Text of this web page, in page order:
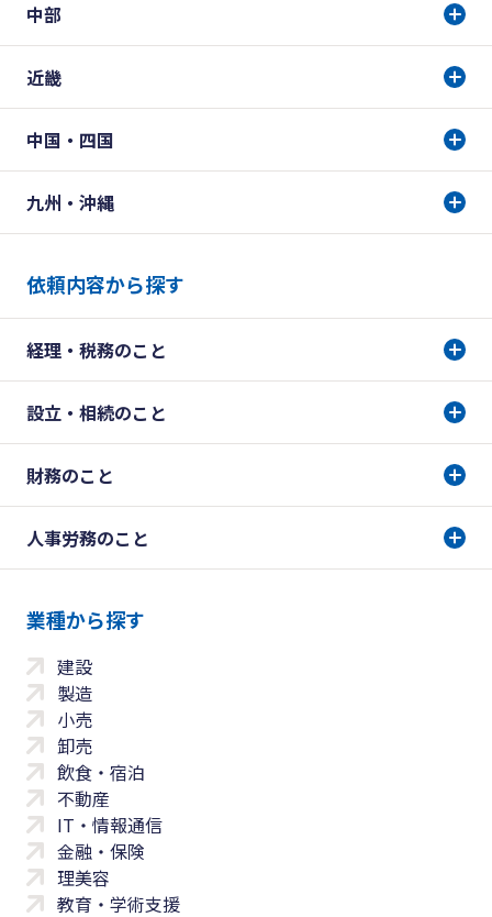
中部
近畿
中国・四国
九州・沖縄
依頼内容から探す
経理・税務のこと
設立・相続のこと
財務のこと
人事労務のこと
業種から探す
建設
製造
小売
卸売
飲食・宿泊
不動産
IT・情報通信
金融・保険
理美容
教育・学術支援